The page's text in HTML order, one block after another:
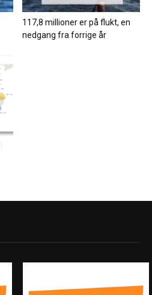
117,8 millioner er på flukt, en
nedgang fra forrige år